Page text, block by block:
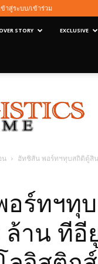
ข้าสู่ระบบ/เข้าร่วม
STORY EXCLUSIVE
น ฮัทชิสัน พอร์ทฯทุบสถิติตู้สิ
อร์ทฯทุ
ล้าน ทีอี